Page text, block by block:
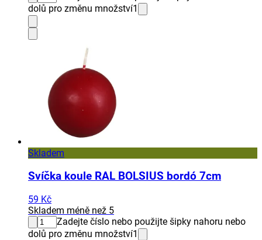
dolů pro změnu množství1
Skladem
Svíčka koule RAL BOLSIUS bordó 7cm
59 Kč
Skladem méně než 5
Zadejte číslo nebo použijte šipky nahoru nebo
dolů pro změnu množství1